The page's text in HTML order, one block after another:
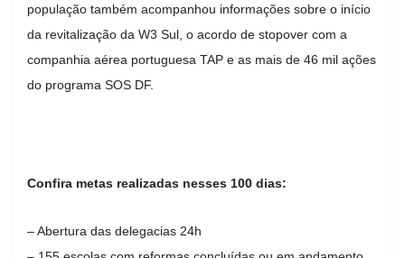
população também acompanhou informações sobre o início
da revitalização da W3 Sul, o acordo de stopover com a
companhia aérea portuguesa TAP e as mais de 46 mil ações
do programa SOS DF.
Confira metas realizadas nesses 100 dias:
– Abertura das delegacias 24h